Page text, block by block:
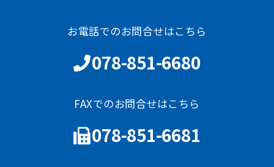
お電話でのお問合せはこちら
078-851-6680
FAXでのお問合せはこちら
078-851-6681